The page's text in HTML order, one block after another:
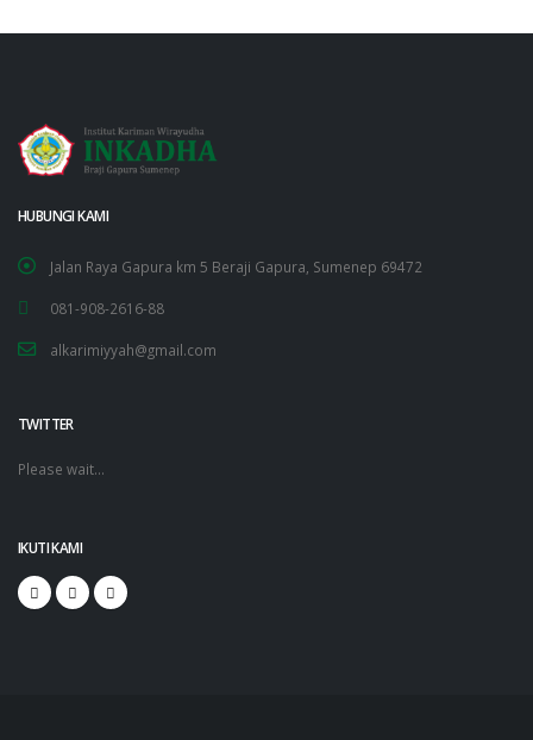
HUBUNGI KAMI
Jalan Raya Gapura km 5 Beraji Gapura, Sumenep 69472
081-908-2616-88
alkarimiyyah@gmail.com
TWITTER
Please wait...
IKUTI KAMI